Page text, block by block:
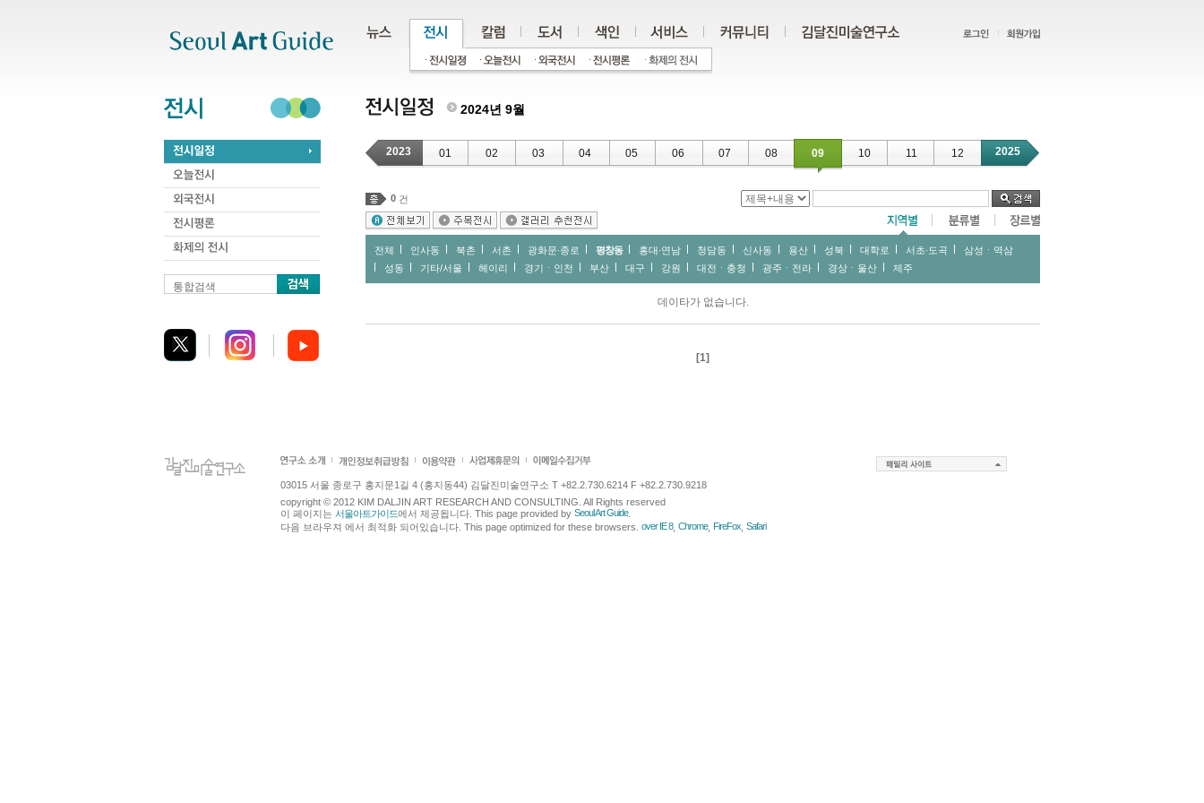
통합검색
2024년 9월
2023 01 02 03 04 05 06 07 08 09 10 11 12 2025
0 건
전체 인사동 북촌 서촌 광화문∙종로 평창동 홍대∙연남 청담동 신사동 용산 성북 대학로 서초∙도곡
삼성ㆍ역삼
성동
기타/서울 헤이리 경기ㆍ인천 부산 대구 강원 대전ㆍ충청 광주ㆍ전라 경상ㆍ울산 제주
데이타가 없습니다.
[1]
03015 서울 종로구 홍지문1길 4 (홍지동44) 김달진미술연구소 T +82.2.730.6214 F +82.2.730.9218
copyright © 2012 KIM DALJIN ART RESEARCH AND CONSULTING. All Rights reserved
이 페이지는 서울아트가이드에서 제공됩니다. This page provided by Seoul Art Guide.
다음 브라우져 에서 최적화 되어있습니다. This page optimized for these browsers. over IE 8, Chrome, FireFox Safari